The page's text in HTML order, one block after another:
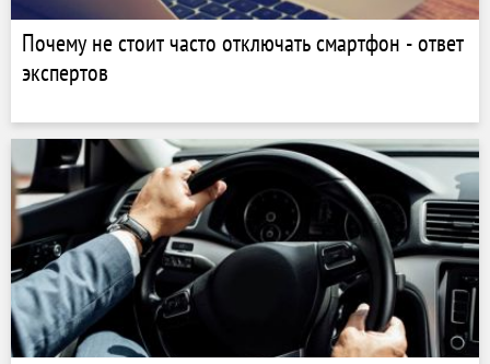
Почему не стоит часто отключать смартфон - ответ
экспертов